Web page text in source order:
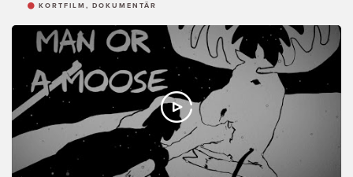
KORTFILM, DOKUMENTÄR